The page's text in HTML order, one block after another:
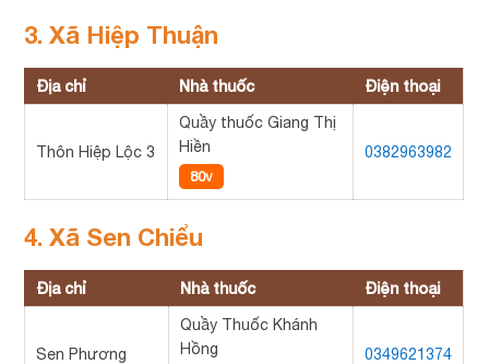
3. Xã Hiệp Thuận
Địa chỉ Nhà thuốc Điện thoại
Thôn Hiệp Lộc 3
Quầy thuốc Giang Thị
Hiền
80v
0382963982
4. Xã Sen Chiểu
Địa chỉ Nhà thuốc Điện thoại
Sen Phương
Quầy Thuốc Khánh
Hồng
0349621374